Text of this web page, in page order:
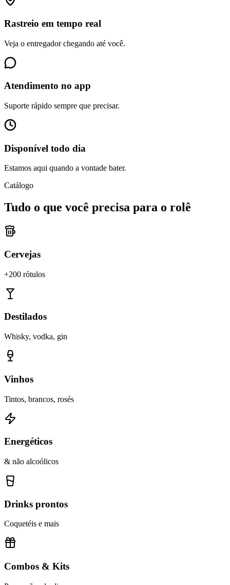
Rastreio em tempo real
Veja o entregador chegando até você.
Atendimento no app
Suporte rápido sempre que precisar.
Disponível todo dia
Estamos aqui quando a vontade bater.
Catálogo
Tudo o que você precisa para o rolê
Cervejas
+200 rótulos
Destilados
Whisky, vodka, gin
Vinhos
Tintos, brancos, rosés
Energéticos
& não alcoólicos
Drinks prontos
Coquetéis e mais
Combos & Kits